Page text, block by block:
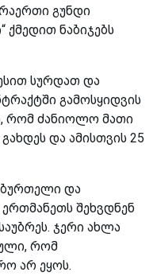
გუნდი
ნაბიჯებს
სურდათ და
გამოსყიდვის
რომ ძანიოლო მათი
და ამისთვის 25
და
შეხვდნენ
ჯერი ახლა
რომ
არ ეყოს.